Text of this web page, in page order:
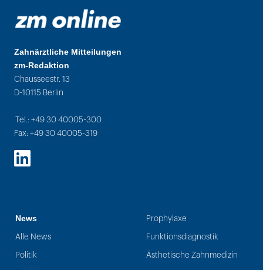
Zahnärztliche Mitteilungen
zm-Redaktion
Chausseestr. 13
D-10115 Berlin
Tel.: +49 30 40005-300
Fax: +49 30 40005-319
LinkedIn
News
Alle News
Politik
Prophylaxe
Funktionsdiagnostik
Ästhetische Zahnmedizin